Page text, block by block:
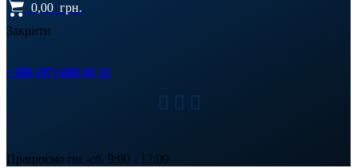
0,00 грн.
Закрити
+380 (97) 688 66 31
Працюємо пн.-сб. 9:00 - 17:00